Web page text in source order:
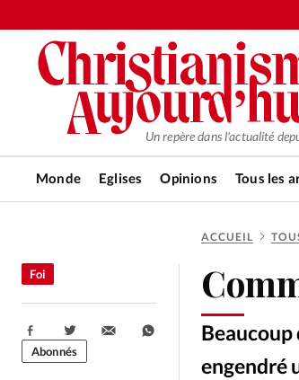
Un repère dans l'actualité
Monde Eglises Opinions Tous les
RUBRIQUES
Tous les articles
Actualité
ACCUEIL
Beaucoup
engendré
Foi
Partager:
Abonnés